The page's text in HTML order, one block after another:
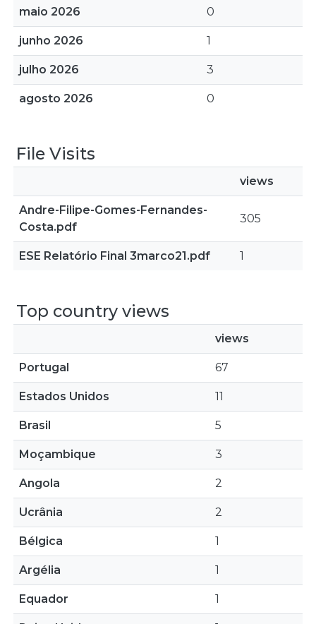
maio 2026 0
junho 2026 1
julho 2026 3
agosto 2026 0
File Visits
views
Andre-Filipe-Gomes-Fernandes-
Costa.pdf
305
ESE Relatório Final 3marco21.pdf 1
Top country views
views
Portugal 67
Estados Unidos 11
Brasil 5
Moçambique 3
Angola 2
Ucrânia 2
Bélgica 1
Argélia 1
Equador 1